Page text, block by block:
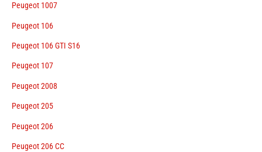
Peugeot 1007
Peugeot 106
Peugeot 106 GTI S16
Peugeot 107
Peugeot 2008
Peugeot 205
Peugeot 206
Peugeot 206 CC